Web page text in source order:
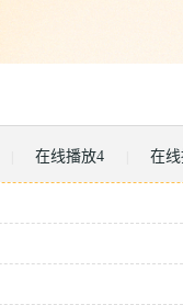
在线播放4 在